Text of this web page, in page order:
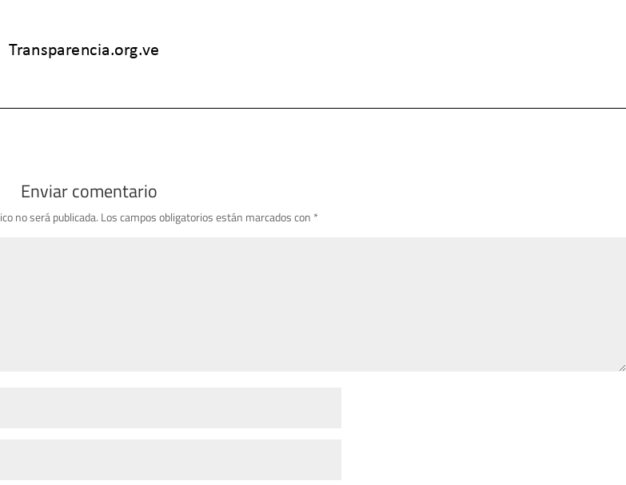
Enviar comentario
no será publicada. Los campos obligatorios están marcados con *